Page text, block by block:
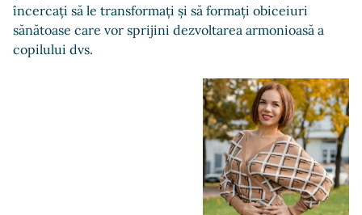
încercați să le transformați și să formați obiceiuri
sănătoase care vor sprijini dezvoltarea armonioasă a
copilului dvs.